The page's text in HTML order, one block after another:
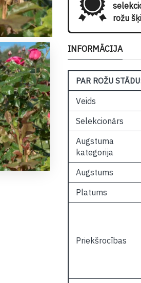
rožu
INFORMĀCIJA
PAR ROŽU
Veids
Selekcionārs
Augstuma
kategorija
Augstums
Platums
Priekšrocības